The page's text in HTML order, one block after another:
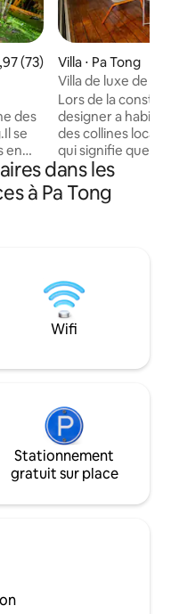
moyenne sur la
(73)
se
en
de
et
Villa ⋅ Pa Tong
Villa de luxe de
piscine privée et
Baotong
Lors de la
designer a
des collines
qui signifie que
toute la baie de
piscine et la
bien-aimé au
café, en sentant
écoutant la voix
la plage de
commercial, le
camp des
sont qu'à 8
chacune avec
bain privées,
situées au même
américaine est
complète. Il y a
dans les
à Pa Tong
Wifi
Stationnement
gratuit sur place